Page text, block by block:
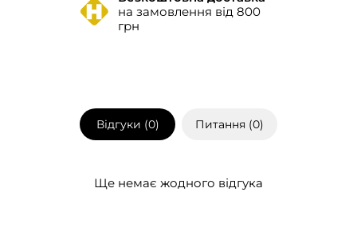
на замовлення від 800
грн
Відгуки (0) Питання (0)
Ще немає жодного відгука